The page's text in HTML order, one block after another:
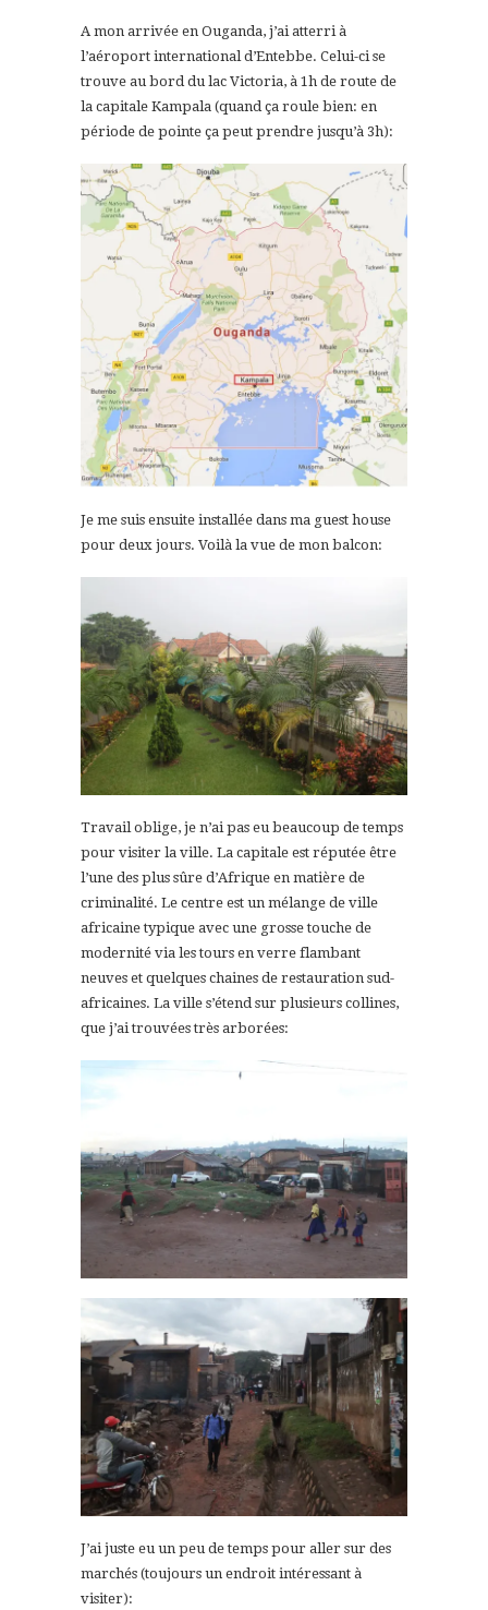
A mon arrivée en Ouganda, j’ai atterri à
l’aéroport international d’Entebbe. Celui-ci se
trouve au bord du lac Victoria, à 1h de route de
la capitale Kampala (quand ça roule bien: en
période de pointe ça peut prendre jusqu’à 3h):
Je me suis ensuite installée dans ma guest house
pour deux jours. Voilà la vue de mon balcon:
Travail oblige, je n’ai pas eu beaucoup de temps
pour visiter la ville. La capitale est réputée être
l’une des plus sûre d’Afrique en matière de
criminalité. Le centre est un mélange de ville
africaine typique avec une grosse touche de
modernité via les tours en verre flambant
neuves et quelques chaines de restauration sud-
africaines. La ville s’étend sur plusieurs collines,
que j’ai trouvées très arborées:
J’ai juste eu un peu de temps pour aller sur des
marchés (toujours un endroit intéressant à
visiter):